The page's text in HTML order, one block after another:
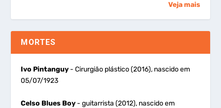
Veja mais
MORTES
Ivo Pintanguy - Cirurgião plástico (2016), nascido em
05/07/1923
Celso Blues Boy - guitarrista (2012), nascido em